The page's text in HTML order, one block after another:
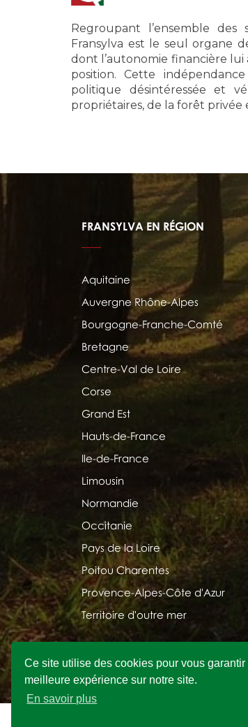
Ce site utilise des cookies pour vous garantir
meilleure expérience sur notre site.
En savoir plus
Regroupant l’ensemble des
Fransylva est le seul organe
dont l’autonomie financière
position. Cette
politique désintéressée et
propriétaires, de la forêt privée
FRANSYLVA EN RÉGION
Aquitaine
Auvergne Rhône-Alpes
Bourgogne-Franche-Comté
Bretagne
Centre-Val de Loire
Corse
Grand Est
Hauts-de-France
Ile-de-France
Limousin
Normandie
Occitanie
Pays de la Loire
Poitou Charentes
Provence-Alpes-Côte d'Azur
Territoire d'outre mer